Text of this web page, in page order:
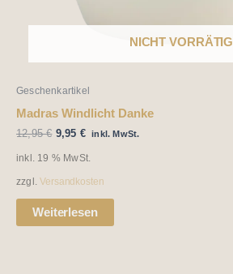
NICHT VORRÄTIG
Geschenkartikel
Madras Windlicht Danke
12,95€ 9,95 € inkl. MwSt.
inkl. 19 % MwSt.
zzgl.Versandkosten
Weiterlesen